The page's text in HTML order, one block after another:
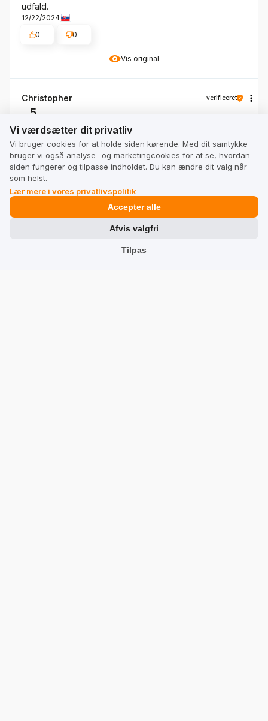
Vis original
udfald.
12/22/2024
0
0
Christopher verificeret
5
Virker. God hastighed på kabel.
0
0
Marja Ekstern anmeldelse
Føles behageligt og irriterer ikke nakken, hvis den
Vi værdsætter dit privatliv
Vi bruger cookies for at holde siden kørende. Med dit samtykke
bruger vi også analyse- og marketingcookies for at se, hvordan
siden fungerer og tilpasse indholdet. Du kan ændre dit valg når
som helst.
Lær mere i vores privatlivspolitik
Tilpas
Afvis valgfri
Accepter alle